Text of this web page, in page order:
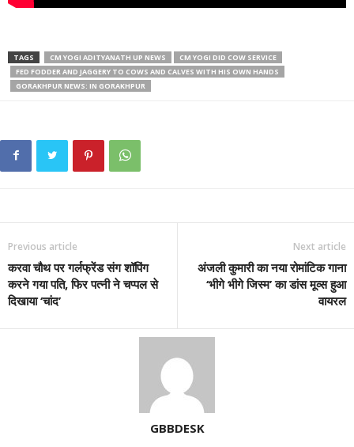
TAGS CM YOGI ADITYANATH UP NEWS
CM YOGI DID COW SERVICE
FED FODDER AND JAGGERY TO COWS AND CALVES WITH HIS OWN HANDS
GORAKHPUR NEWS: IN GORAKHPUR
Previous article
करवा चौथ पर गर्लफ्रेंड संग शॉपिंग
करने गया पति, फिर पत्नी ने चप्पल से
दिखाया ‘चांद’
Next article
अंजली कुमारी का नया रोमांटिक गाना
‘भीगे भीगे जिस्म’ का डांस मूव्स हुआ
वायरल
GBBDESK